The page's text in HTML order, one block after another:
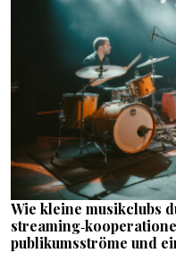
Wie kleine musikclubs
publikumsströme und